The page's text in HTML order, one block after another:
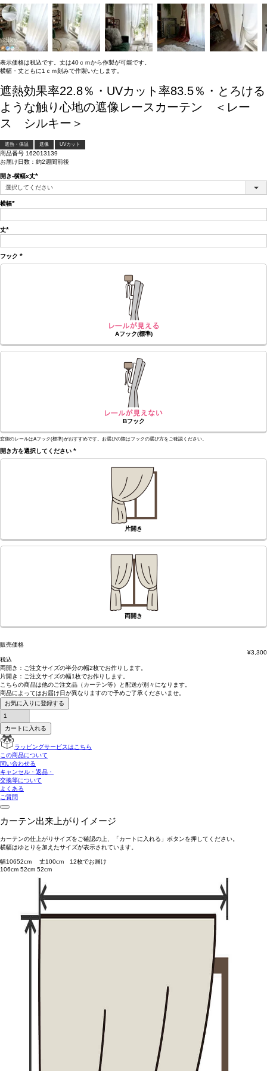
表示価格は税込です。丈は40ｃｍから作製が可能です。
横幅・丈ともに1ｃｍ刻みで作製いたします。
遮熱効果率22.8％・UVカット率83.5％・とろける
ような触り心地の遮像レースカーテン ＜レー
ス シルキー＞
遮熱・保温 遮像 UVカット
商品番号 162013139
お届け日数：約2週間前後
開き-横幅x丈
(必
須)
横幅
須)
丈
須)
フック
(必
Aフック(標準)
Bフック
窓側のレールはAフック(標準)がおすすめです。お選びの際はフックの選び方をご確認ください。
開き方を選択してください
(必
片開き
両開き
販売価格
¥3,300
税込
両開き： ご注文サイズの半分の幅2枚でお作りします。
片開き： ご注文サイズの幅1枚でお作りします。
こちらの商品は他のご注文品（カーテン等）と配送が別々 になります。
商品によってはお届け日が異なりますので予めご了承くださいませ。
お気に入りに登録する
カートに入れる
ラッピングサービスはこちら
この商品について
問い合わせる
キャンセル・返品・
交換等について
よくある
ご質問
カーテン出来上がりイメージ
カーテンの仕上がりサイズをご確認の上、「カートに入れる」ボタンを押してください。
横幅はゆとりを加えたサイズが表示されています。
幅10652cm 丈100cm 12枚でお届け
106cm 52cm 52cm